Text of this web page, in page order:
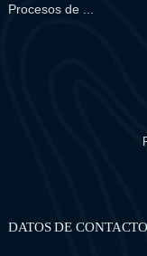
Procesos de ...
DATOS DE CONTACTO